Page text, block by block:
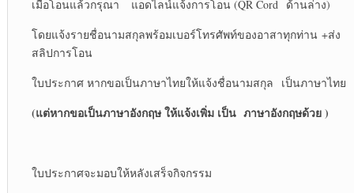
เมื่อโอนแล้วกรุณา แอดไลน์แจ้งการโอน (QR Cord ด้านล่าง)
โดยแจ้งรายชื่อนามสกุลพร้อมเบอร์โทรศัพท์ของอาสาทุกท่าน +ส่ง
สลิปการโอน
ใบประกาศ หากขอเป็นภาษาไทยให้แจ้งชื่อนามสกุล เป็นภาษาไทย
(แต่หากขอเป็นภาษาอังกฤษ ให้แจ้งเพิ่ม เป็นภาษาอังกฤษด้วย )
ใบประกาศจะมอบให้หลังเสร็จกิจกรรม